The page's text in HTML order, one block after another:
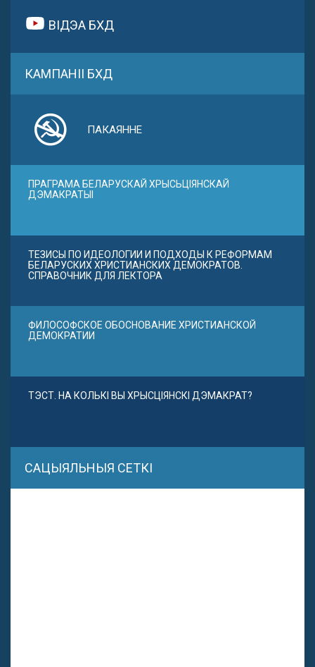
ВІДЭА БХД
КАМПАНІІ БХД
ПАКАЯННЕ
ПРАГРАМА БЕЛАРУСКАЙ ХРЫСЬЦІЯНСКАЙ
ДЭМАКРАТЫІ
ТЕЗИСЫ ПО ИДЕОЛОГИИ И ПОДХОДЫ К РЕФОРМАМ
БЕЛАРУСКИХ ХРИСТИАНСКИХ ДЕМОКРАТОВ.
СПРАВОЧНИК ДЛЯ ЛЕКТОРА
ФИЛОСОФСКОЕ ОБОСНОВАНИЕ ХРИСТИАНСКОЙ
ДЕМОКРАТИИ
ТЭСТ. НА КОЛЬКІ ВЫ ХРЫСЦІЯНСКІ ДЭМАКРАТ?
САЦЫЯЛЬНЫЯ СЕТКІ